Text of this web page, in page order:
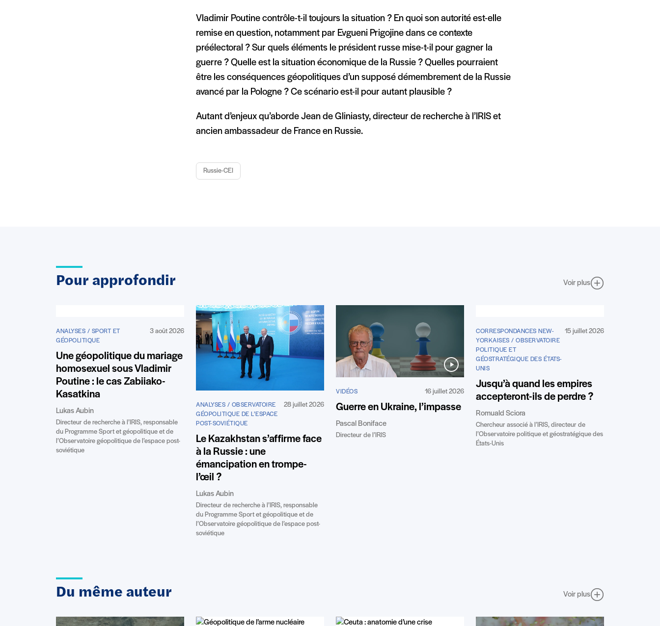
Vladimir Poutine contrôle-t-il toujours la situation ? En quoi son autorité est-elle
remise en question, notamment par Evgueni Prigojine dans ce contexte
préélectoral ? Sur quels éléments le président russe mise-t-il pour gagner la
guerre ? Quelle est la situation économique de la Russie ? Quelles pourraient
être les conséquences géopolitiques d’un supposé démembrement de la Russie
avancé par la Pologne ? Ce scénario est-il pour autant plausible ?
Autant d’enjeux qu’aborde Jean de Gliniasty, directeur de recherche à l’IRIS et
ancien ambassadeur de France en Russie.
Russie-CEI
Pour approfondir Voir plus
ANALYSES / SPORT ET
GÉOPOLITIQUE
3 août 2026
Une géopolitique du mariage
homosexuel sous Vladimir
Poutine : le cas Zabiiako-
Kasatkina
Lukas Aubin
Directeur de recherche à l’IRIS, responsable
du Programme Sport et géopolitique et de
l’Observatoire géopolitique de l’espace post-
soviétique
ANALYSES / OBSERVATOIRE
GÉOPOLITIQUE DE L’ESPACE
POST-SOVIÉTIQUE
28 juillet 2026
Le Kazakhstan s’affirme face
à la Russie : une
émancipation en trompe-
l’œil ?
Lukas Aubin
Directeur de recherche à l’IRIS, responsable
du Programme Sport et géopolitique et de
l’Observatoire géopolitique de l’espace post-
soviétique
VIDÉOS 16 juillet 2026
Guerre en Ukraine, l’impasse
Pascal Boniface
Directeur de l’IRIS
CORRESPONDANCES NEW-
YORKAISES / OBSERVATOIRE
POLITIQUE ET
GÉOSTRATÉGIQUE DES ÉTATS-
UNIS
15 juillet 2026
Jusqu’à quand les empires
accepteront-ils de perdre ?
Romuald Sciora
Chercheur associé à l’IRIS, directeur de
l’Observatoire politique et géostratégique des
États-Unis
Du même auteur Voir plus